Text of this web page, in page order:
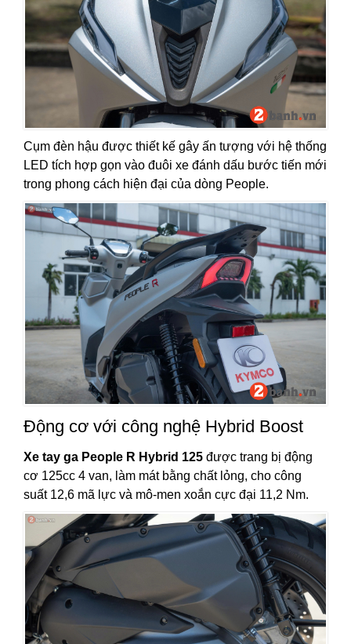
Cụm đèn hậu được thiết kế gây ấn tượng với hệ thống
LED tích hợp gọn vào đuôi xe đánh dấu bước tiến mới
trong phong cách hiện đại của dòng People.
Động cơ với công nghệ Hybrid Boost
Xe tay ga People R Hybrid 125 được trang bị động
cơ 125cc 4 van, làm mát bằng chất lỏng, cho công
suất 12,6 mã lực và mô-men xoắn cực đại 11,2 Nm.